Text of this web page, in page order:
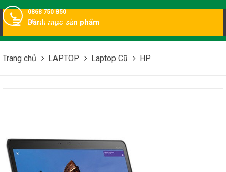
0868 750 850
DĐ:0868750850
Danh mục sản phẩm
Trang chủ LAPTOP Laptop Cũ HP